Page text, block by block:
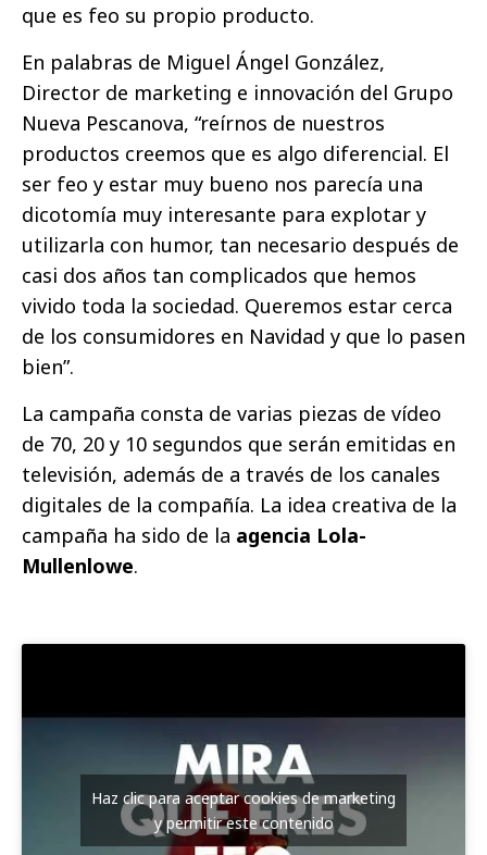
que es feo su propio producto.
En palabras de Miguel Ángel González,
Director de marketing e innovación del Grupo
Nueva Pescanova, “reírnos de nuestros
productos creemos que es algo diferencial. El
ser feo y estar muy bueno nos parecía una
dicotomía muy interesante para explotar y
utilizarla con humor, tan necesario después de
casi dos años tan complicados que hemos
vivido toda la sociedad. Queremos estar cerca
de los consumidores en Navidad y que lo pasen
bien”.
La campaña consta de varias piezas de vídeo
de 70, 20 y 10 segundos que serán emitidas en
televisión, además de a través de los canales
digitales de la compañía. La idea creativa de la
campaña ha sido de la agencia Lola-
Mullenlowe.
Haz clic para aceptar cookies de marketing
y permitir este contenido